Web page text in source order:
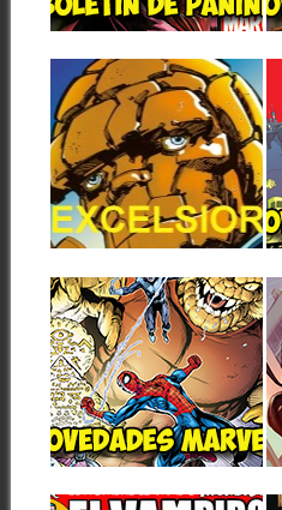
las novedades...
▶
31.05.21
EXCELSIOR:
ACTUALIZACIÓN
Nº 38 AÑO 20
(31/05/2021)
Como es habitual al principio
de la semana la web
EXCELSIOR ha...
▶
27.05.21
NOVEDADES
MARVEL DE
PANINI DE
AGOSTO DE 2021 –
LAS GRAPAS
Estos son los títulos de
Marvel en formato grapa que
aparecerán...
▶